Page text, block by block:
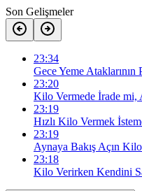
Son Gelişmeler
23:34
Gece Yeme
23:20
Kilo Vermede İrade mi,
23:19
Hızlı Kilo Vermek
23:19
Aynaya Bakış Açın
23:18
Kilo Verirken Kendini